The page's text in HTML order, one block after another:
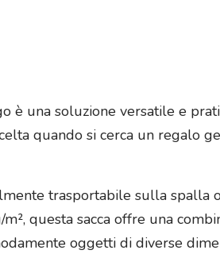
è una soluzione versatile e
quando si cerca un regalo
trasportabile sulla spalla
questa sacca offre una
oggetti di diverse